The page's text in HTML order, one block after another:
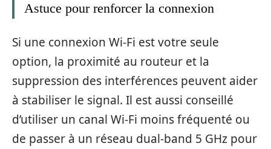
Astuce pour renforcer la connexion
Si une connexion Wi-Fi est votre seule
option, la proximité au routeur et la
suppression des interférences peuvent aider
à stabiliser le signal. Il est aussi conseillé
d’utiliser un canal Wi-Fi moins fréquenté ou
de passer à un réseau dual-band 5 GHz pour